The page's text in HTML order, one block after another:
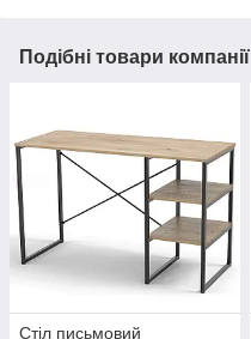
Подібні товари компанії
Стіл письмовий